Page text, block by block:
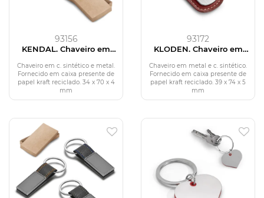
93156
KENDAL. Chaveiro em
Chaveiro em c. sintético e metal.
Fornecido em caixa presente de
papel kraft reciclado. 34 x 70 x 4
mm
93172
KLODEN. Chaveiro em
Chaveiro em metal e c. sintético.
Fornecido em caixa presente de
papel kraft reciclado. 39 x 74 x 5
mm